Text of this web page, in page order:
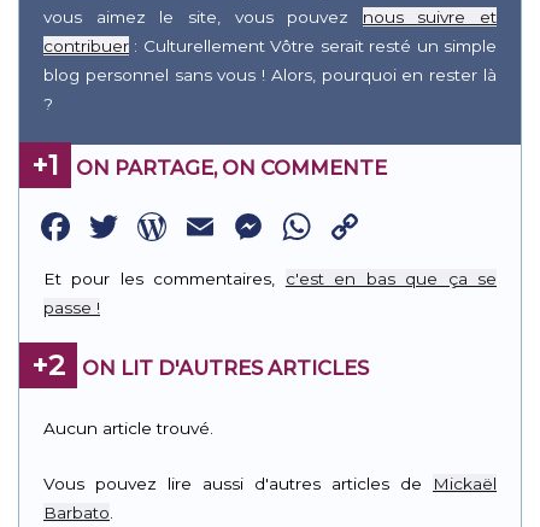
vous aimez le site, vous pouvez nous suivre et
contribuer : Culturellement Vôtre serait resté un simple
blog personnel sans vous ! Alors, pourquoi en rester là
?
+1 ON PARTAGE, ON COMMENTE
Facebook
Twitter
WordPress
EmailMessenger
WhatsApp
Link
Et pour les commentaires, c'est en bas que ça se
passe !
+2 ON LIT D'AUTRES ARTICLES
Aucun article trouvé.
Vous pouvez lire aussi d'autres articles de
Mickaël
Barbato